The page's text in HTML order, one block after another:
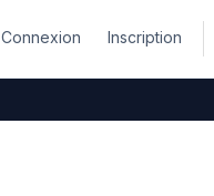
Connexion Inscription